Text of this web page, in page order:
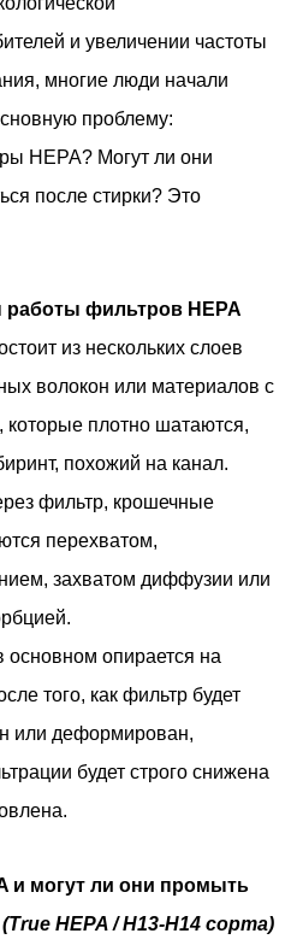
и увеличении частоты
многие люди начали
проблему:
HEPA? Могут ли они
после стирки? Это
работы фильтров HEPA
из нескольких слоев
волокон или материалов с
которые плотно шатаются,
похожий на канал.
фильтр, крошечные
перехватом,
захватом диффузии или
основном опирается на
того, как фильтр будет
или деформирован,
будет строго снижена
и могут ли они промыть
HEPA / H13-H14 сорта)